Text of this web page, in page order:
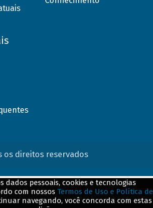
os direitos reservados
dados pessoais, cookies e tecnologias
com nossos Termos de Uso e Política de
navegando, você concorda com estas